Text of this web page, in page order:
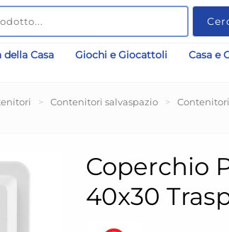
della Casa Giochi e Giocattoli Casa e
> Contenitori salvaspazio >
Coperchio
40x30